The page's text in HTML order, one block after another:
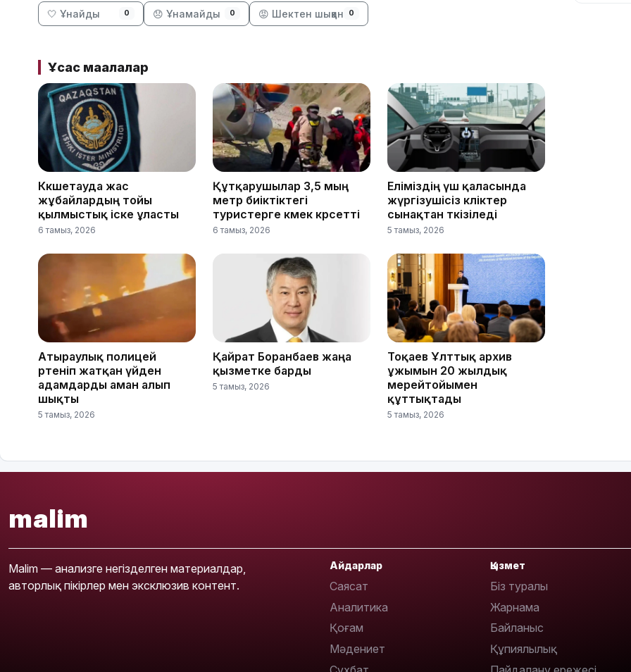
🤍 Ұнайды 0 😞 Ұнамайды 0 😡 Шектен шыққан 0
Ұқсас мақалалар
Көкшетауда жас
жұбайлардың тойы
қылмыстық іске ұласты
6 тамыз, 2026
Құтқарушылар 3,5 мың
метр биіктіктегі
туристерге көмек көрсетті
6 тамыз, 2026
Еліміздің үш қаласында
жүргізушісіз көліктер
сынақтан өткізіледі
5 тамыз, 2026
Атыраулық полицей
өртеніп жатқан үйден
адамдарды аман алып
шықты
5 тамыз, 2026
Қайрат Боранбаев жаңа
қызметке барды
5 тамыз, 2026
Тоқаев Ұлттық архив
ұжымын 20 жылдық
мерейтойымен
құттықтады
5 тамыз, 2026
16:37
malim
Malim — анализге негізделген материалдар,
авторлық пікірлер мен эксклюзив контент.
Айдарлар
Саясат
Аналитика
Қоғам
Мәдениет
Қызмет
Біз туралы
Жарнама
Байланыс
Құпиялылық